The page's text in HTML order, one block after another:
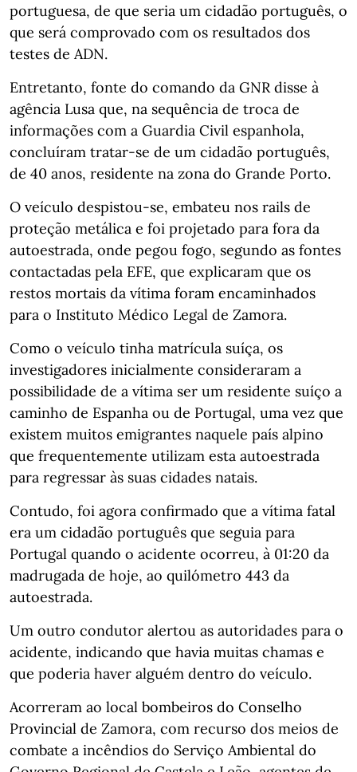
portuguesa, de que seria um cidadão português, o
que será comprovado com os resultados dos
testes de ADN.
Entretanto, fonte do comando da GNR disse à
agência Lusa que, na sequência de troca de
informações com a Guardia Civil espanhola,
concluíram tratar-se de um cidadão português,
de 40 anos, residente na zona do Grande Porto.
O veículo despistou-se, embateu nos rails de
proteção metálica e foi projetado para fora da
autoestrada, onde pegou fogo, segundo as fontes
contactadas pela EFE, que explicaram que os
restos mortais da vítima foram encaminhados
para o Instituto Médico Legal de Zamora.
Como o veículo tinha matrícula suíça, os
investigadores inicialmente consideraram a
possibilidade de a vítima ser um residente suíço a
caminho de Espanha ou de Portugal, uma vez que
existem muitos emigrantes naquele país alpino
que frequentemente utilizam esta autoestrada
para regressar às suas cidades natais.
Contudo, foi agora confirmado que a vítima fatal
era um cidadão português que seguia para
Portugal quando o acidente ocorreu, à 01:20 da
madrugada de hoje, ao quilómetro 443 da
autoestrada.
Um outro condutor alertou as autoridades para o
acidente, indicando que havia muitas chamas e
que poderia haver alguém dentro do veículo.
Acorreram ao local bombeiros do Conselho
Provincial de Zamora, com recurso dos meios de
combate a incêndios do Serviço Ambiental do